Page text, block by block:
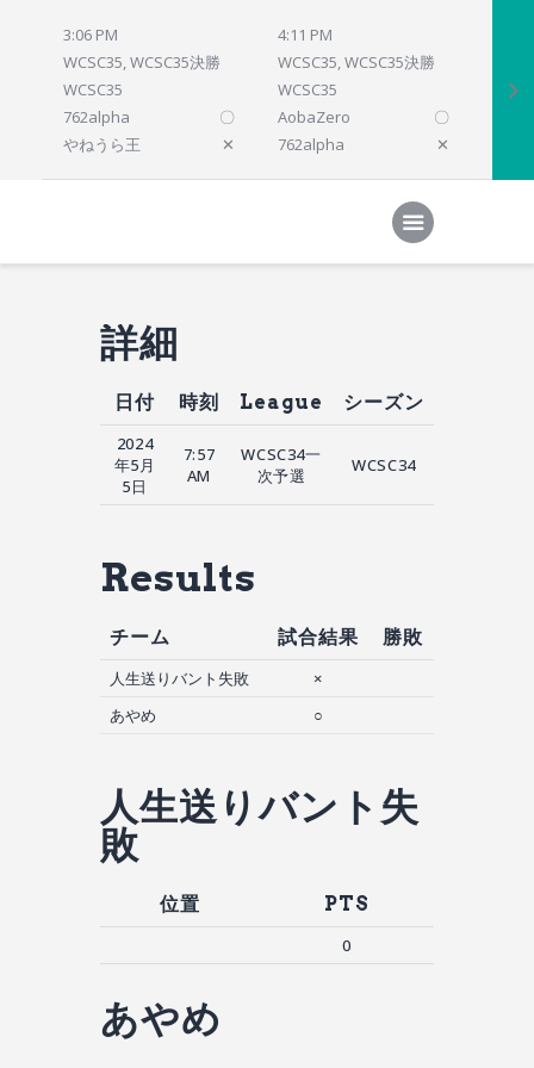
3:06 PM
WCSC35, WCSC35決勝
WCSC35
762alpha
〇
やねうら王
✕
4:11 PM
WCSC35, WCSC35決勝
WCSC35
AobaZero
〇
762alpha
✕
Home
参加プログラム
詳細
日付 時刻 League シーズン
2024
年5月
5日
7:57
AM
WCSC34一
次予選
WCSC34
Results
チーム 試合結果 勝敗
人生送りバント失敗
×
あやめ
○
人生送りバント失
敗
位置 PTS
0
あやめ